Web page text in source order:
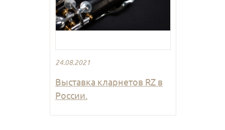
24.08.2021
Выставка кларнетов RZ в
России.